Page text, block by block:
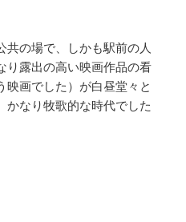
共の場で、しかも駅前の人
り露出の高い映画作品の看
画でした）が白昼堂々と
かなり牧歌的な時代でした